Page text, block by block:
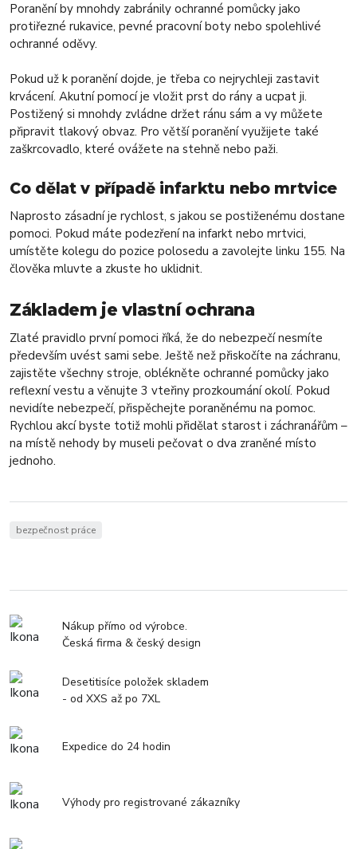
Poranění by mnohdy zabránily ochranné pomůcky jako
protiřezné rukavice, pevné pracovní boty nebo spolehlivé
ochranné oděvy.
Pokud už k poranění dojde, je třeba co nejrychleji zastavit
krvácení. Akutní pomocí je vložit prst do rány a ucpat ji.
Postižený si mnohdy zvládne držet ránu sám a vy můžete
připravit tlakový obvaz. Pro větší poranění využijete také
zaškrcovadlo, které ovážete na stehně nebo paži.
Co dělat v případě infarktu nebo mrtvice
Naprosto zásadní je rychlost, s jakou se postiženému dostane
pomoci. Pokud máte podezření na infarkt nebo mrtvici,
umístěte kolegu do pozice polosedu a zavolejte linku 155. Na
člověka mluvte a zkuste ho uklidnit.
Základem je vlastní ochrana
Zlaté pravidlo první pomoci říká, že do nebezpečí nesmíte
především uvést sami sebe. Ještě než přiskočíte na záchranu,
zajistěte všechny stroje, oblékněte ochranné pomůcky jako
reflexní vestu a věnujte 3 vteřiny prozkoumání okolí. Pokud
nevidíte nebezpečí, přispěchejte poraněnému na pomoc.
Rychlou akcí byste totiž mohli přidělat starost i záchranářům –
na místě nehody by museli pečovat o dva zraněné místo
jednoho.
bezpečnost práce
Nákup přímo od výrobce.
Česká firma & český design
Desetitisíce položek skladem
- od XXS až po 7XL
Expedice do 24 hodin
Výhody pro registrované zákazníky